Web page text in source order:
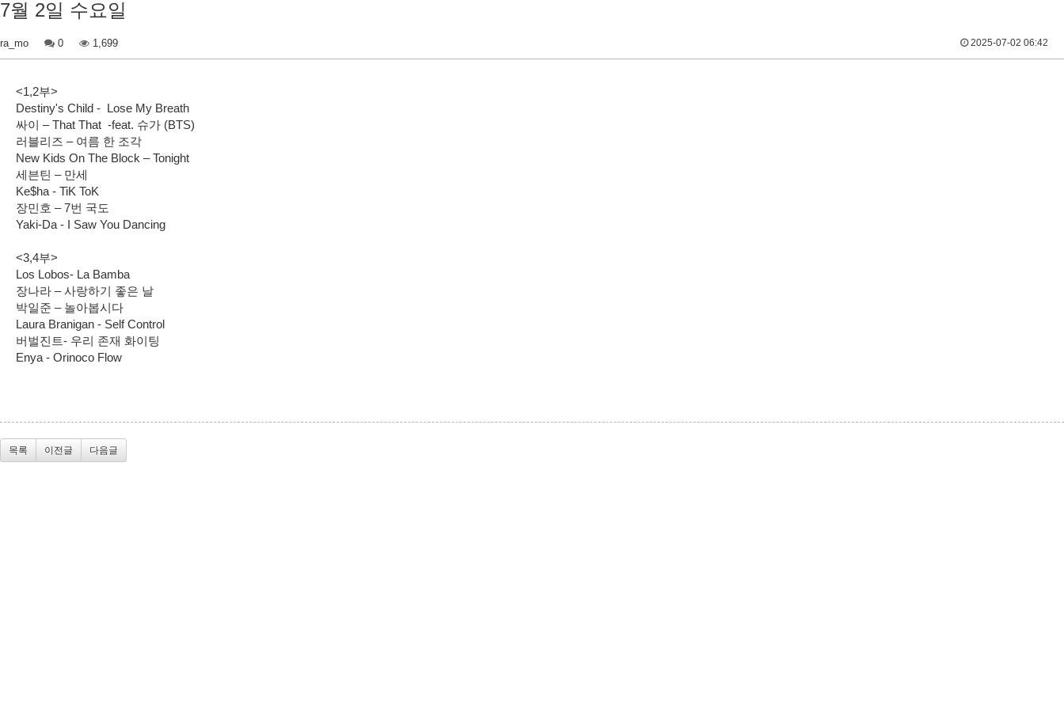
7월 2일 수요일
ra_mo 0 1,699 2025-07-02 06:42
<1,2부>
Destiny's Child - Lose My Breath
싸이 – That That -feat. 슈가 (BTS)
러블리즈 – 여름 한 조각
New Kids On The Block – Tonight
세븐틴 – 만세
Ke$ha - TiK ToK
장민호 – 7번 국도
Yaki-Da - I Saw You Dancing
<3,4부>
Los Lobos- La Bamba
장나라 – 사랑하기 좋은 날
박일준 – 놀아봅시다
Laura Branigan - Self Control
버벌진트- 우리 존재 화이팅
Enya - Orinoco Flow
목록 이전글 다음글